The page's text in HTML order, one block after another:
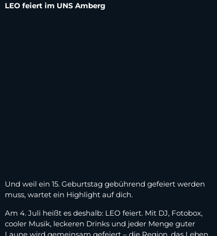
LEO feiert im UNS Amberg
Und weil ein 15. Geburtstag gebührend gefeiert werden
muss, wartet ein Highlight auf dich.
Am 4. Juli heißt es deshalb: LEO feiert. Mit DJ, Fotobox,
cooler Musik, leckeren Drinks und jeder Menge guter